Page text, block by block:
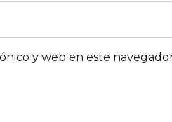
y web en este